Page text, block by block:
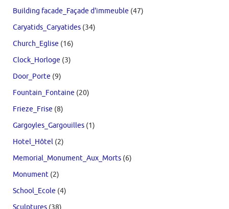
Building facade_Façade d'immeuble (47)
Caryatids_Caryatides (34)
Church_Eglise (16)
Clock_Horloge (3)
Door_Porte (9)
Fountain_Fontaine (20)
Frieze_Frise (8)
Gargoyles_Gargouilles (1)
Hotel_Hôtel (2)
Memorial_Monument_Aux_Morts (6)
Monument (2)
School_Ecole (4)